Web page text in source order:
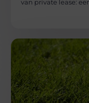
van private lease: